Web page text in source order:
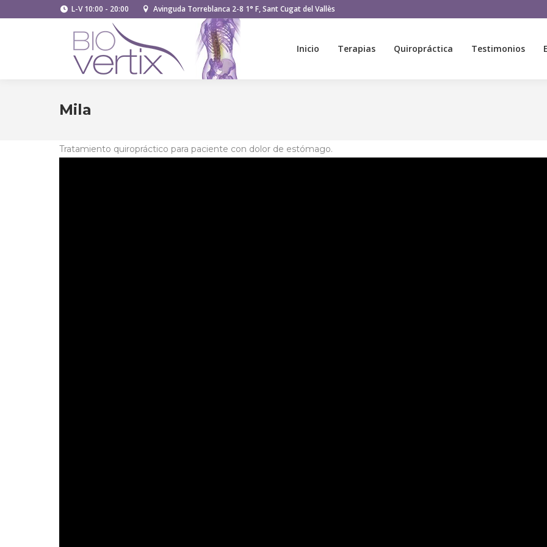
L-V 10:00 - 20:00 Avinguda Torreblanca 2-8 1° F, Sant Cugat del Vallès
Inicio Terapias Quiropráctica Testimonios
Mila
Tratamiento quiropráctico para paciente con dolor de estómago.